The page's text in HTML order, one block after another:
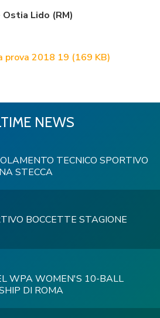
Lido (RM)
prova 2018 19 (169 KB)
NEWS
TECNICO SPORTIVO
STECCA
BOCCETTE STAGIONE
WPA WOMEN'S 10-BALL
DI ROMA